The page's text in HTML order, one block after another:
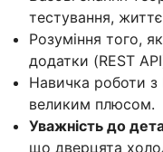
тестування,
Розуміння того,
додатки (REST
Навичка роботи
великим плюсом.
Уважність до
що дверцята